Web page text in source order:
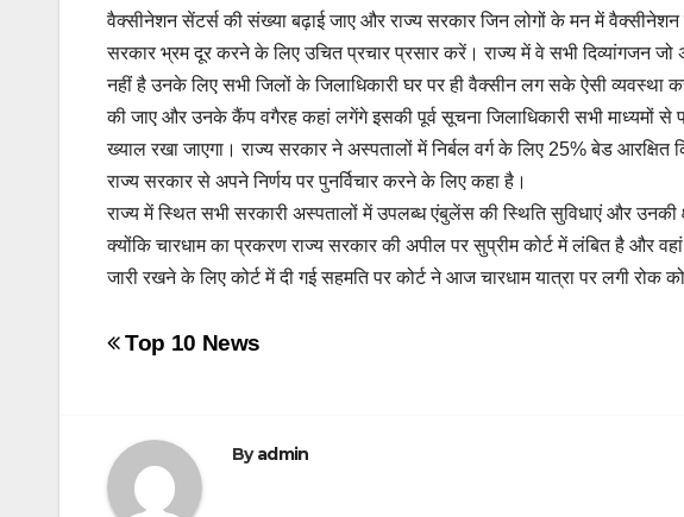
वैक्सीनेशन सेंटर्स की संख्या बढ़ाई जाए और राज्य सरकार जिन लोगों के मन में
सरकार भ्रम दूर करने के लिए उचित प्रचार प्रसार करें। राज्य में वे सभी दिव्यांगजन
नहीं है उनके लिए सभी जिलों के जिलाधिकारी घर पर ही वैक्सीन लग सके ऐसी व्यवस्था
की जाए और उनके कैंप वगैरह कहां लगेंगे इसकी पूर्व सूचना जिलाधिकारी सभी माध्यमों से
ख्याल रखा जाएगा। राज्य सरकार ने अस्पतालों में निर्बल वर्ग के लिए 25% बेड
राज्य सरकार से अपने निर्णय पर पुनर्विचार करने के लिए कहा है।
राज्य में स्थित सभी सरकारी अस्पतालों में उपलब्ध एंबुलेंस की स्थिति सुविधाएं और उनकी
क्योंकि चारधाम का प्रकरण राज्य सरकार की अपील पर सुप्रीम कोर्ट में लंबित है और
जारी रखने के लिए कोर्ट में दी गई सहमति पर कोर्ट ने आज चारधाम यात्रा पर लगी रोक
Post
Top 10 News
Byadmin